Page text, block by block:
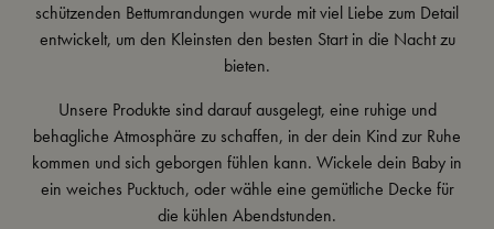
schützenden Bettumrandungen wurde mit viel Liebe zum Detail
entwickelt, um den Kleinsten den besten Start in die Nacht zu
bieten.
Unsere Produkte sind darauf ausgelegt, eine ruhige und
behagliche Atmosphäre zu schaffen, in der dein Kind zur Ruhe
kommen und sich geborgen fühlen kann. Wickele dein Baby in
ein weiches Pucktuch, oder wähle eine gemütliche Decke für
die kühlen Abendstunden.